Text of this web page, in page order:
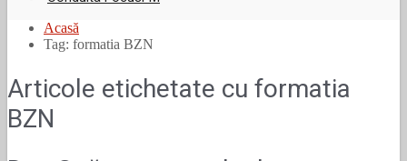
Acasă
Tag: formatia BZN
Articole etichetate cu formatia
BZN